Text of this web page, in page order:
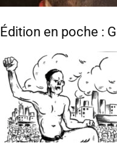
Édition en poche :